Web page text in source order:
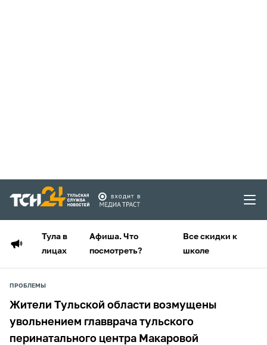
Тула в
лицах
Афиша. Что
посмотреть?
Все скидки к
школе
ПРОБЛЕМЫ
Жители Тульской области возмущены
увольнением главврача тульского
перинатального центра Макаровой